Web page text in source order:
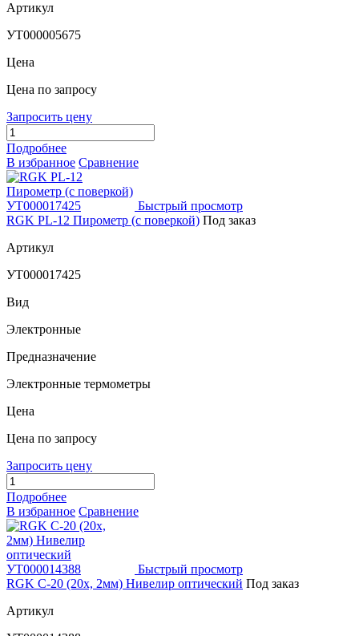
Артикул
УТ000005675
Цена
Цена по запросу
Запросить цену
Подробнее
В избранное Сравнение
Быстрый просмотр
RGK PL-12 Пирометр (с поверкой) Под заказ
Артикул
УТ000017425
Вид
Электронные
Предназначение
Электронные термометры
Цена
Цена по запросу
Запросить цену
Подробнее
В избранное Сравнение
Быстрый просмотр
RGK С-20 (20х, 2мм) Нивелир оптический Под заказ
Артикул